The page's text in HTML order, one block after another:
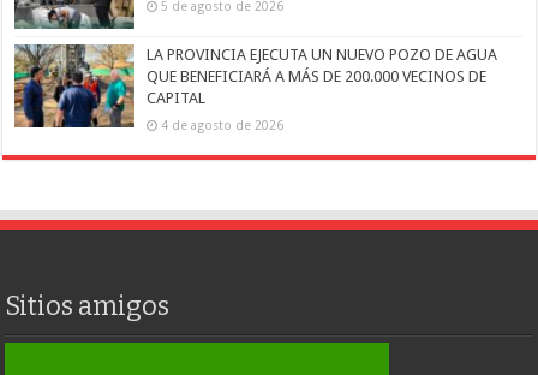
5 de agosto de 2026
LA PROVINCIA EJECUTA UN NUEVO POZO DE AGUA
QUE BENEFICIARÁ A MÁS DE 200.000 VECINOS DE
CAPITAL
4 de agosto de 2026
Sitios amigos